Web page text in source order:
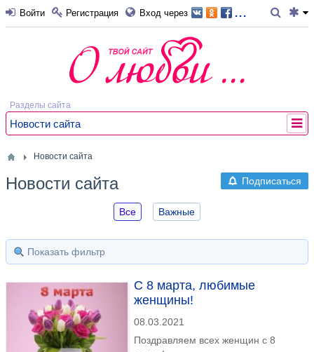
Войти Регистрация Вход через ...
Разделы сайта
Новости сайта
Новости сайта
Подписаться
Новости сайта
Все Важные
Показать фильтр
С 8 марта, любимые
женщины!
08.03.2021
Поздравляем всех женщин с 8